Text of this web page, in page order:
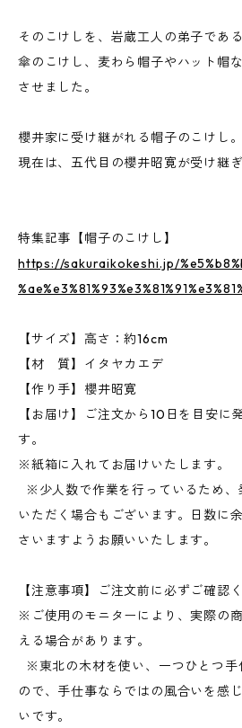
そのこけしを、岩蔵工人の弟子であ
傘のこけし、麦わら帽子やハット帽
させました。
櫻井家に受け継がれる帽子のこけし。
現在は、五代目の櫻井昭寛が受け継
特集記事【帽子のこけし】
https://sakuraikokeshi.jp/
【サイズ】高さ：約16cm
【材 質】イタヤカエデ
【作り手】櫻井昭寛
【お届け】ご注文から10日を目安に
す。
※紙箱に入れてお届けいたします。
※少人数で作業を行っているため、
いただく場合もございます。日数に
さいますようお願いいたします。
【注意事項】ご注文前に必ずご確認
※ご使用のモニターにより、実際の
える場合があります。
※東北の木材を使い、一つひとつ手
ので、手仕事ならではの風合いを感
いです。